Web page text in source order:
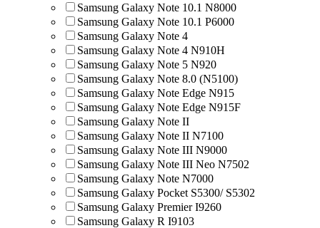
Samsung Galaxy Note 10.1 N8000
Samsung Galaxy Note 10.1 P6000
Samsung Galaxy Note 4
Samsung Galaxy Note 4 N910H
Samsung Galaxy Note 5 N920
Samsung Galaxy Note 8.0 (N5100)
Samsung Galaxy Note Edge N915
Samsung Galaxy Note Edge N915F
Samsung Galaxy Note II
Samsung Galaxy Note II N7100
Samsung Galaxy Note III N9000
Samsung Galaxy Note III Neo N7502
Samsung Galaxy Note N7000
Samsung Galaxy Pocket S5300/ S5302
Samsung Galaxy Premier I9260
Samsung Galaxy R I9103